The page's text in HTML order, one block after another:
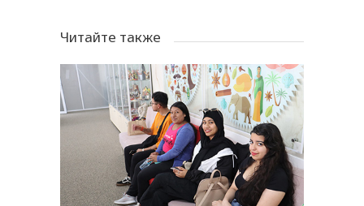
Читайте также